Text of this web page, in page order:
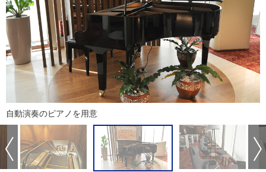
自動演奏のピアノを用意